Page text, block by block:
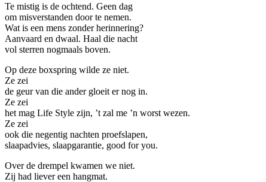
Te mistig is de ochtend. Geen dag
om misverstanden door te nemen.
Wat is een mens zonder herinnering?
Aanvaard en dwaal. Haal die nacht
vol sterren nogmaals boven.
Op deze boxspring wilde ze niet.
Ze zei
de geur van die ander gloeit er nog in.
Ze zei
het mag Life Style zijn, ’t zal me ’n worst wezen.
Ze zei
ook die negentig nachten proefslapen,
slaapadvies, slaapgarantie, good for you.
Over de drempel kwamen we niet.
Zij had liever een hangmat.